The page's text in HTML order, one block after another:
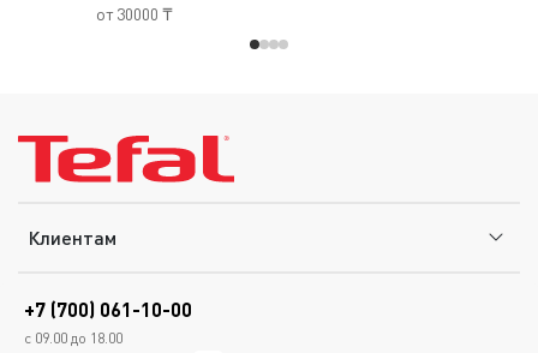
от 30000 ₸
Клиентам
+7 (700) 061-10-00
с 09.00 до 18.00